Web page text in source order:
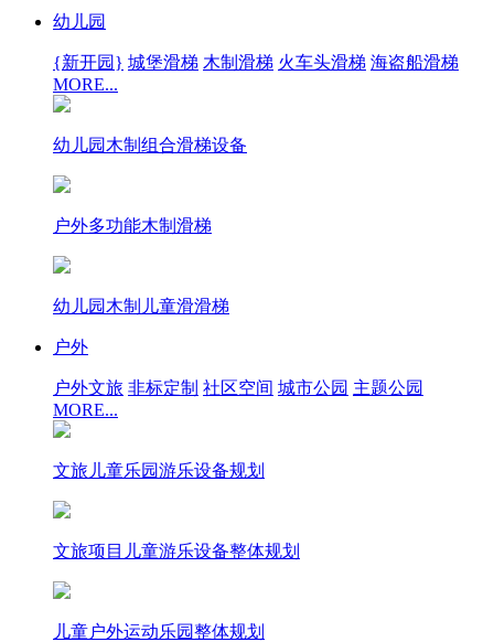
幼儿园
{新开园} 城堡滑梯 木制滑梯 火车头滑梯 海盗船滑梯
MORE...
幼儿园木制组合滑梯设备
户外多功能木制滑梯
幼儿园木制儿童滑滑梯
户外
户外文旅 非标定制 社区空间 城市公园 主题公园
MORE...
文旅儿童乐园游乐设备规划
文旅项目儿童游乐设备整体规划
儿童户外运动乐园整体规划